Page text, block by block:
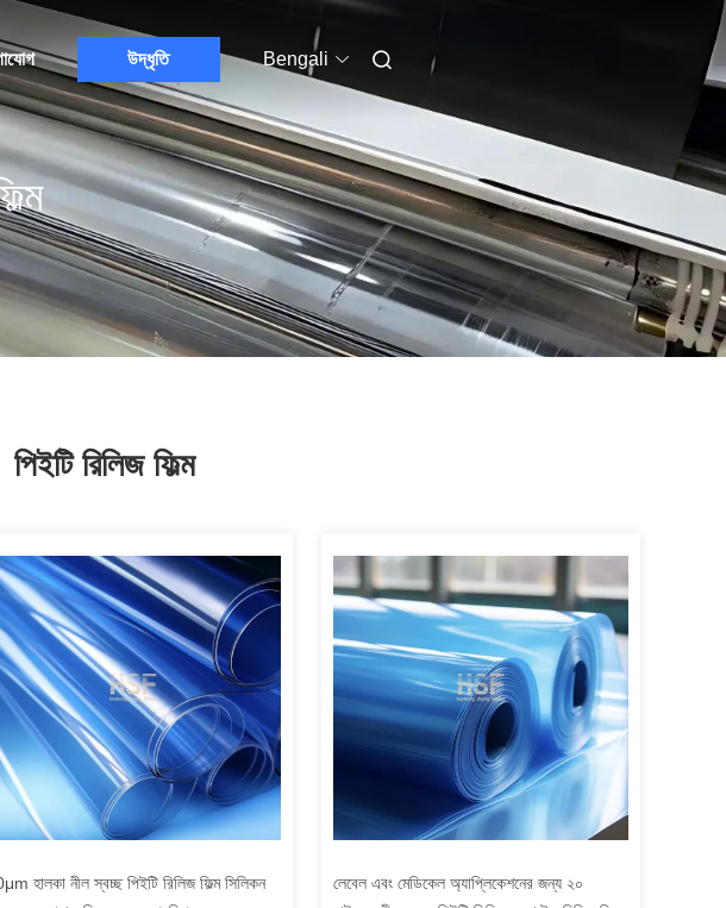
উদ্ধৃতি Bengali
পিইটি রিলিজ ফিল্ম
হালকা নীল স্বচ্ছ পিইটি রিলিজ ফিল্ম সিলিকন
লেবেল এবং মেডিকেল অ্যাপ্লিকেশনের জন্য ২০